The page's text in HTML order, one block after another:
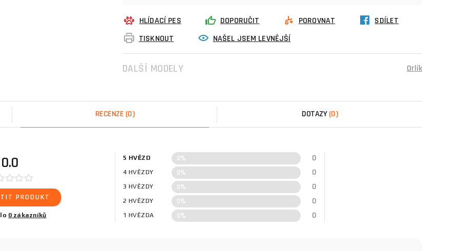
HLÍDACÍ PES DOPORUČIT POROVNAT
SDÍLET
TISKNOUT
NAŠEL JSEM LEVNĚJŠÍ
DALŠÍ MODELY Orlík
RECENZE (0) DOTAZY (0)
0.0
PRODUKT
0 zákazníků
5 HVĚZD 0% 0
4 HVĚZDY 0% 0
3 HVĚZDY 0% 0
2 HVĚZDY 0% 0
1 HVĚZDA 0% 0